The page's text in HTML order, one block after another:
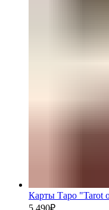
Карты Таро "Tarot